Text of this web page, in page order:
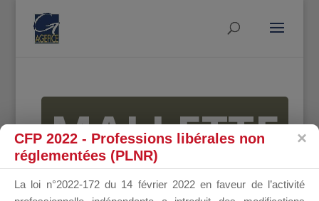
MALLETTE
CFP 2022 - Professions libérales non
réglementées (PLNR)
La loi n°2022-172 du 14 février 2022 en faveur de l’activité